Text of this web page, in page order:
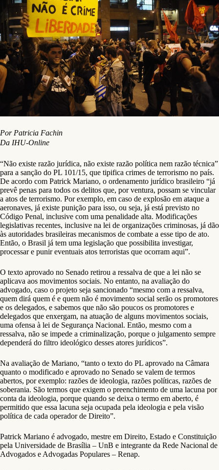
Por Patricia Fachin
Da IHU-Online
“Não existe razão jurídica, não existe razão política nem razão técnica”
para a sanção do PL 101/15, que tipifica crimes de terrorismo no país.
De acordo com Patrick Mariano, o ordenamento jurídico brasileiro “já
prevê penas para todos os delitos que, por ventura, possam se vincular
a atos de terrorismo. Por exemplo, em caso de explosão em ataque a
aeronaves, já existe punição para isso, ou seja, já está previsto no
Código Penal, inclusive com uma penalidade alta. Modificações
legislativas recentes, inclusive na lei de organizações criminosas, já dão
às autoridades brasileiras mecanismos de combate a esse tipo de ato.
Então, o Brasil já tem uma legislação que possibilita investigar,
processar e punir eventuais atos terroristas que ocorram aqui”.
O texto aprovado no Senado retirou a ressalva de que a lei não se
aplicava aos movimentos sociais. No entanto, na avaliação do
advogado, caso o projeto seja sancionado “mesmo com a ressalva,
quem dirá quem é e quem não é movimento social serão os promotores
e os delegados, e sabemos que não são poucos os promotores e
delegados que enxergam, na atuação de alguns movimentos sociais,
uma ofensa à lei de Segurança Nacional. Então, mesmo com a
ressalva, não se impede a criminalização, porque o julgamento sempre
dependerá do filtro ideológico desses atores jurídicos”.
Na avaliação de Mariano, “tanto o texto do PL aprovado na Câmara
quanto o modificado e aprovado no Senado se valem de termos
abertos, por exemplo: razões de ideologia, razões políticas, razões de
soberania. São termos que exigem o preenchimento de uma lacuna por
conta da ideologia, porque quando se deixa o termo em aberto, é
permitido que essa lacuna seja ocupada pela ideologia e pela visão
política de cada operador de Direito”.
Patrick Mariano é advogado, mestre em Direito, Estado e Constituição
pela Universidade de Brasília – UnB e integrante da Rede Nacional de
Advogados e Advogadas Populares – Renap.